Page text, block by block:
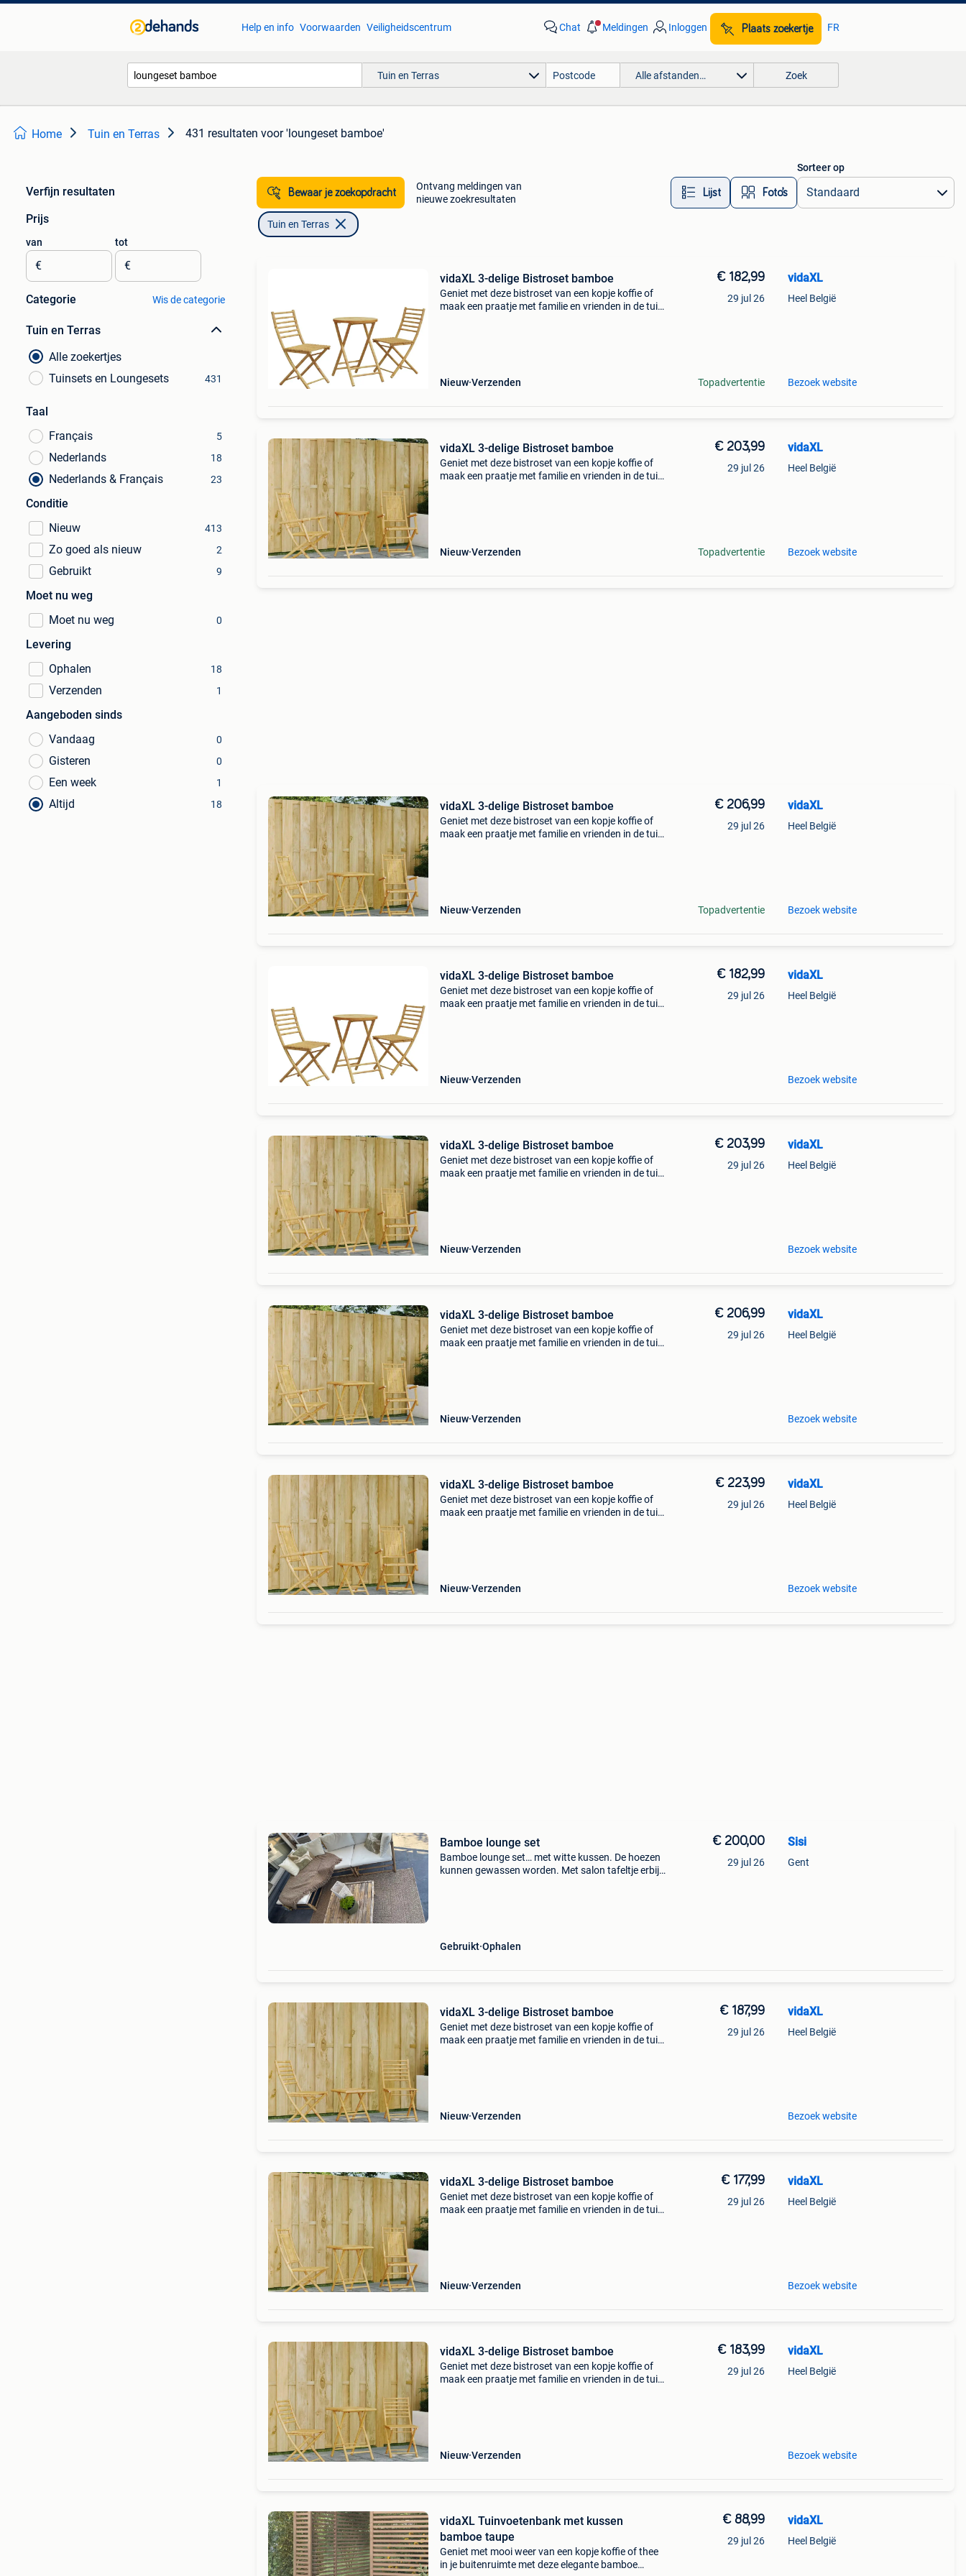
Help en info Voorwaarden Veiligheidscentrum Chat Meldingen Inloggen Plaats zoekertje FR
Tuin en Terras Alle afstanden… Zoek
Home Tuin en Terras 431 resultaten voor 'loungeset bamboe'
Verfijn resultaten
Prijs
van
€
tot
€
Categorie Wis de categorie
Tuin en Terras
Alle zoekertjes
Tuinsets en Loungesets
431
Taal
Français
5
Nederlands 18
Nederlands & Français 23
Conditie
Nieuw
413
Zo goed als nieuw 2
Gebruikt 9
Moet nu weg
Moet nu weg
0
Levering
Ophalen
18
Verzenden 1
Aangeboden sinds
Vandaag
0
Gisteren 0
Een week 1
Altijd 18
Bewaar je zoekopdracht
Ontvang meldingen van
nieuwe zoekresultaten
Lijst Foto’s
Sorteer op
Tuin en Terras
vidaXL 3-delige Bistroset bamboe
Geniet met deze bistroset van een kopje koffie of
maak een praatje met familie en vrienden in de tuin
Nieuw Verzenden
€ 182,99
29 jul 26
Topadvertentie
vidaXL
Heel België
Bezoek website
vidaXL 3-delige Bistroset bamboe
Geniet met deze bistroset van een kopje koffie of
maak een praatje met familie en vrienden in de tuin
Nieuw Verzenden
€ 203,99
29 jul 26
Topadvertentie
vidaXL
Heel België
Bezoek website
vidaXL 3-delige Bistroset bamboe
Geniet met deze bistroset van een kopje koffie of
maak een praatje met familie en vrienden in de tuin
Nieuw Verzenden
€ 206,99
29 jul 26
Topadvertentie
vidaXL
Heel België
Bezoek website
vidaXL 3-delige Bistroset bamboe
Geniet met deze bistroset van een kopje koffie of
maak een praatje met familie en vrienden in de tuin
Nieuw Verzenden
€ 182,99
29 jul 26
vidaXL
Heel België
Bezoek website
vidaXL 3-delige Bistroset bamboe
Geniet met deze bistroset van een kopje koffie of
maak een praatje met familie en vrienden in de tuin
Nieuw Verzenden
€ 203,99
29 jul 26
vidaXL
Heel België
Bezoek website
vidaXL 3-delige Bistroset bamboe
Geniet met deze bistroset van een kopje koffie of
maak een praatje met familie en vrienden in de tuin
Nieuw Verzenden
€ 206,99
29 jul 26
vidaXL
Heel België
Bezoek website
vidaXL 3-delige Bistroset bamboe
Geniet met deze bistroset van een kopje koffie of
maak een praatje met familie en vrienden in de tuin
Nieuw Verzenden
€ 223,99
29 jul 26
vidaXL
Heel België
Bezoek website
Bamboe lounge set
Bamboe lounge set… met witte kussen. De hoezen
kunnen gewassen worden. Met salon tafeltje erbij
Gebruikt Ophalen
€ 200,00
29 jul 26
Sisi
Gent
vidaXL 3-delige Bistroset bamboe
Geniet met deze bistroset van een kopje koffie of
maak een praatje met familie en vrienden in de tuin
Nieuw Verzenden
€ 187,99
29 jul 26
vidaXL
Heel België
Bezoek website
vidaXL 3-delige Bistroset bamboe
Geniet met deze bistroset van een kopje koffie of
maak een praatje met familie en vrienden in de tuin
Nieuw Verzenden
€ 177,99
29 jul 26
vidaXL
Heel België
Bezoek website
vidaXL 3-delige Bistroset bamboe
Geniet met deze bistroset van een kopje koffie of
maak een praatje met familie en vrienden in de tuin
Nieuw Verzenden
€ 183,99
29 jul 26
vidaXL
Heel België
Bezoek website
vidaXL Tuinvoetenbank met kussen
bamboe taupe
Geniet met mooi weer van een kopje koffie of thee
in je buitenruimte met deze elegante bamboe
€ 88,99
29 jul 26
vidaXL
Heel België